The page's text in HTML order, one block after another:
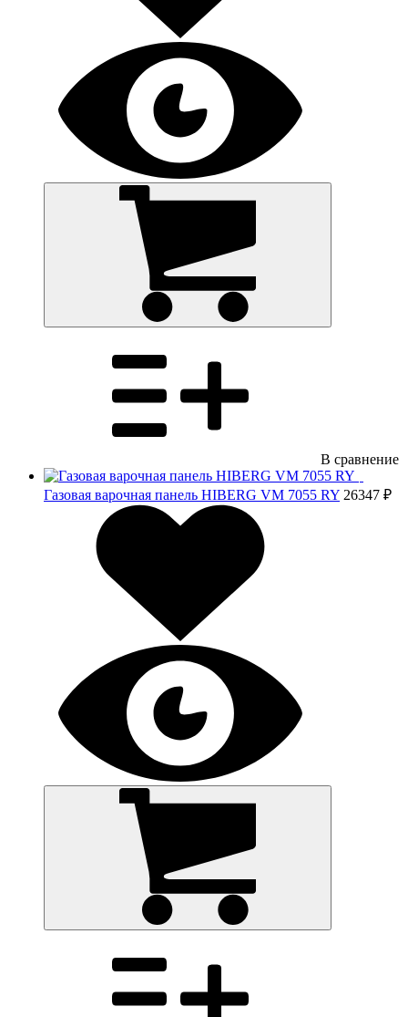
В сравнение
Газовая варочная панель HIBERG VM 7055 RY 26347 ₽